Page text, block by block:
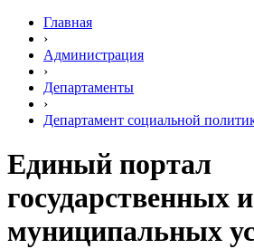
Главная
›
Администрация
›
Департаменты
›
Департамент социальной
Единый портал
государственных и
муниципальных